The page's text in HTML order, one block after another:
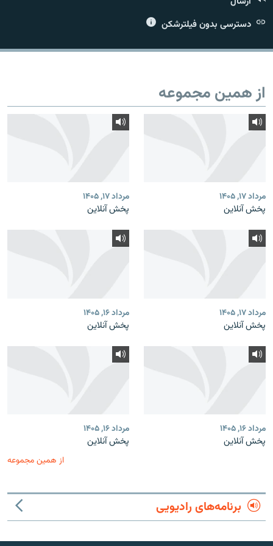
دسترسی بدون فیلترشکن
از همین مجموعه
مرداد ۱۷, ۱۴۰۵
پخش آنلاین
مرداد ۱۷, ۱۴۰۵
پخش آنلاین
مرداد ۱۷, ۱۴۰۵
پخش آنلاین
مرداد ۱۶, ۱۴۰۵
پخش آنلاین
مرداد ۱۶, ۱۴۰۵
پخش آنلاین
مرداد ۱۶, ۱۴۰۵
پخش آنلاین
از همین مجموعه
برنامه‌های رادیویی